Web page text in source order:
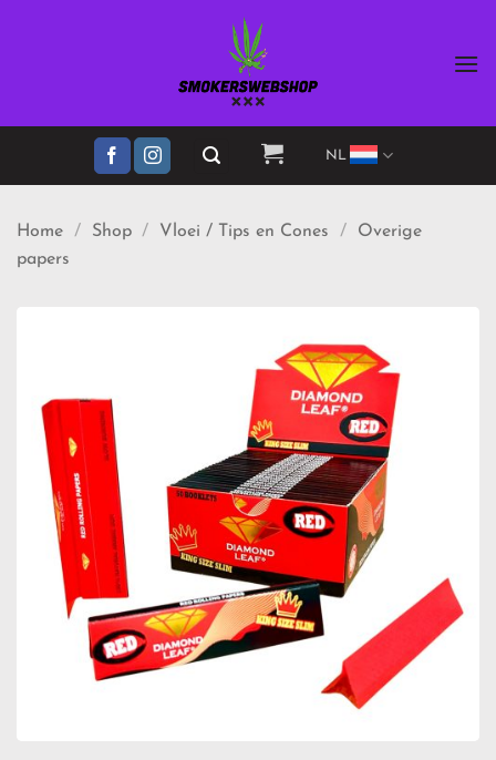
NL
Home / Shop / Vloei / Tips en Cones /
Overige
papers